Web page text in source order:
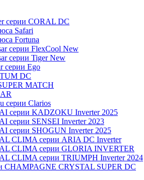
серии CORAL DC
Safari
Fortuna
серии FlexCool New
серии Tiger New
серии Ego
DC
MATCH
серии Clarios
серии KADZOKU Inverter 2025
серии SENSEI Inverter 2023
серии SHOGUN Inverter 2025
CLIMA серии ARIA DC Inverter
CLIMA серии GLORIA INVERTER
CLIMA серии TRIUMPH Inverter 2024
CHAMPAGNE CRYSTAL SUPER DC